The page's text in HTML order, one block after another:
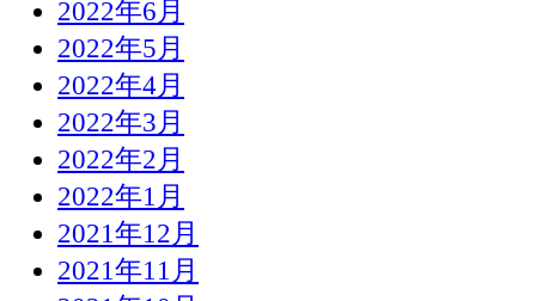
2022年6月
2022年5月
2022年4月
2022年3月
2022年2月
2022年1月
2021年12月
2021年11月